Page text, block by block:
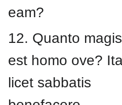
eam?
12. Quanto
est homo ove?
licet sabbatis